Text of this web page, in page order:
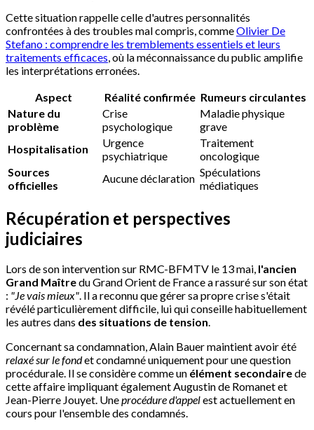
Cette situation rappelle celle d'autres personnalités
confrontées à des troubles mal compris, commeOlivier De
Stefano : comprendre les tremblements essentiels et leurs
traitements efficaces , où la méconnaissance du public amplifie
les interprétations erronées.
Aspect
Réalité confirmée Rumeurs circulantes
Nature du
problème
Crise
psychologique
Maladie physique
grave
Hospitalisation
Urgence
psychiatrique
Traitement
oncologique
Sources
officielles
Aucune déclaration Spéculations
médiatiques
Récupération et perspectives
judiciaires
Lors de son intervention sur RMC-BFMTV le 13 mai, l'ancien
Grand Maîtredu Grand Orient de France a rassuré sur son état
: "Je vais mieux". Il a reconnu que gérer sa propre crise s'était
révélé particulièrement difficile, lui qui conseille habituellement
les autres dans des situations de tension.
Concernant sa condamnation, Alain Bauer maintient avoir été
relaxé sur le fondet condamné uniquement pour une question
procédurale. Il se considère comme un élément secondairede
cette affaire impliquant également Augustin de Romanet et
Jean-Pierre Jouyet. Uneprocédure d'appelest actuellement en
cours pour l'ensemble des condamnés.